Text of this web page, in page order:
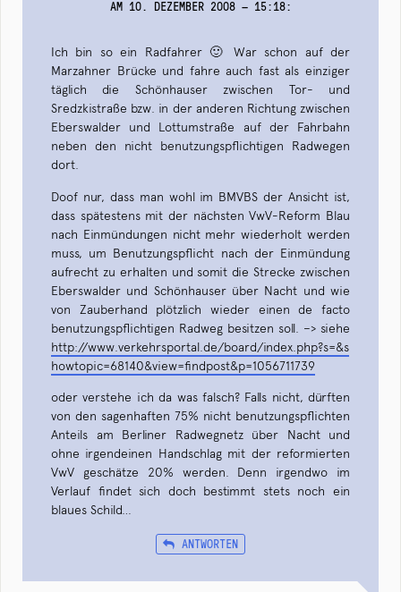
AM 10. DEZEMBER 2008 — 15:18:
Ich bin so ein Radfahrer 🙂 War schon auf der
Marzahner Brücke und fahre auch fast als einziger
täglich die Schönhauser zwischen Tor- und
Sredzkistraße bzw. in der anderen Richtung zwischen
Eberswalder und Lottumstraße auf der Fahrbahn
neben den nicht benutzungspflichtigen Radwegen
dort.
Doof nur, dass man wohl im BMVBS der Ansicht ist,
dass spätestens mit der nächsten VwV-Reform Blau
nach Einmündungen nicht mehr wiederholt werden
muss, um Benutzungspflicht nach der Einmündung
aufrecht zu erhalten und somit die Strecke zwischen
Eberswalder und Schönhauser über Nacht und wie
von Zauberhand plötzlich wieder einen de facto
benutzungspflichtigen Radweg besitzen soll. –> siehe
http://www.verkehrsportal.de/board/index.php?s=&s
howtopic=68140&view=findpost&p=1056711739
oder verstehe ich da was falsch? Falls nicht, dürften
von den sagenhaften 75% nicht benutzungspflichten
Anteils am Berliner Radwegnetz über Nacht und
ohne irgendeinen Handschlag mit der reformierten
VwV geschätze 20% werden. Denn irgendwo im
Verlauf findet sich doch bestimmt stets noch ein
blaues Schild…
ANTWORTEN